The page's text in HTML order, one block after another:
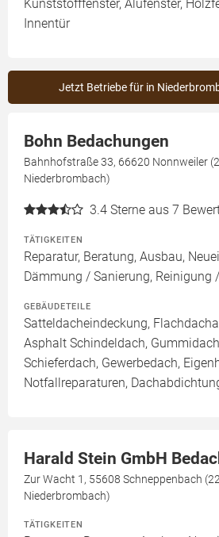
Kunststofffenster, Alufenster,
Innentür
Jetzt Betriebe für in
Bohn Bedachungen
Bahnhofstraße 33, 66620 Nonnweiler
Niederbrombach)
3.4 Sterne aus 7
TÄTIGKEITEN
Reparatur, Beratung, Ausbau,
Dämmung / Sanierung, Reinigung
GEBÄUDETEILE
Satteldacheindeckung,
Asphalt Schindeldach,
Schieferdach, Gewerbedach,
Notfallreparaturen,
Harald Stein GmbH
Zur Wacht 1, 55608 Schneppenbach
Niederbrombach)
TÄTIGKEITEN